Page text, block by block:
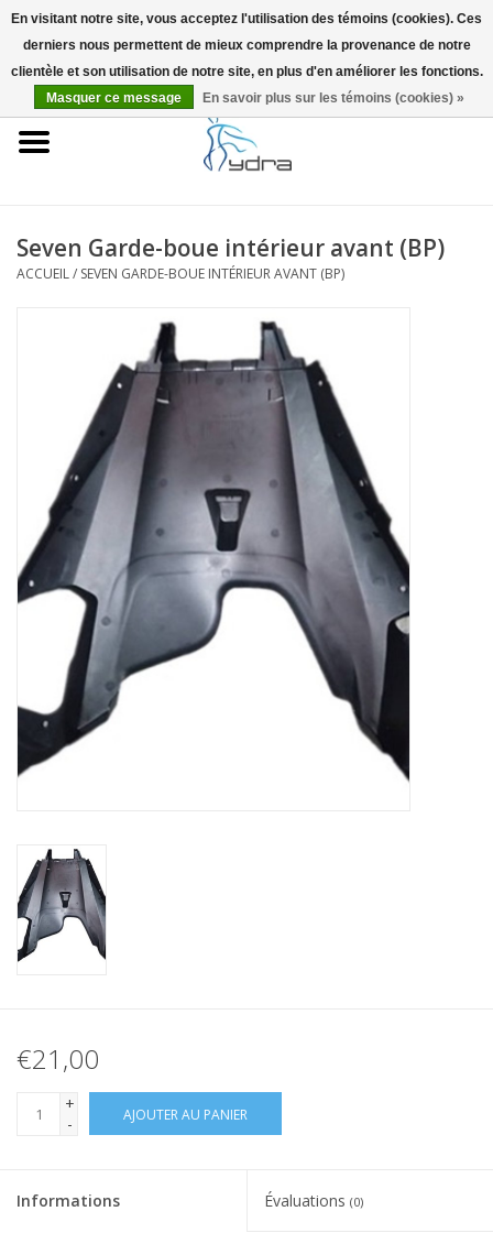
EUR
Accueil
Seven Garde-boue intérieur avant (BP)
ACCUEIL/ SEVEN GARDE-BOUE INTÉRIEUR AVANT (BP)
€21,00
+
-
AJOUTER AU PANIER
Informations Évaluations (0)
En visitant notre site, vous acceptez l'utilisation des témoins (cookies). Ces
derniers nous permettent de mieux comprendre la provenance de notre
clientèle et son utilisation de notre site, en plus d'en améliorer les fonctions.
Masquer ce message
En savoir plus sur les témoins (cookies) »